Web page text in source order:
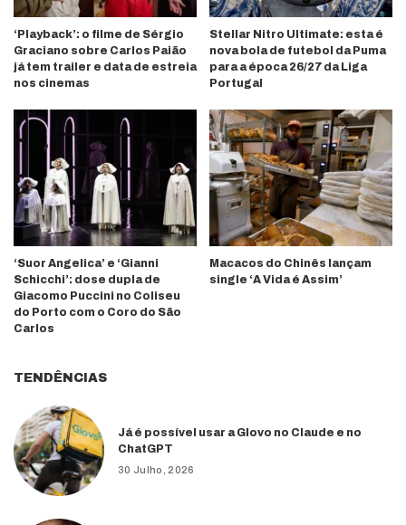
‘Playback’: o filme de Sérgio
Graciano sobre Carlos Paião
já tem trailer e data de estreia
nos cinemas
Stellar Nitro Ultimate: esta é
nova bola de futebol da Puma
para a época 26/27 da Liga
Portugal
‘Suor Angelica’ e ‘Gianni
Schicchi’: dose dupla de
Giacomo Puccini no Coliseu
do Porto com o Coro do São
Carlos
Macacos do Chinês lançam
single ‘A Vida é Assim’
TENDÊNCIAS
Já é possível usar a Glovo no Claude e no
ChatGPT
30 Julho, 2026